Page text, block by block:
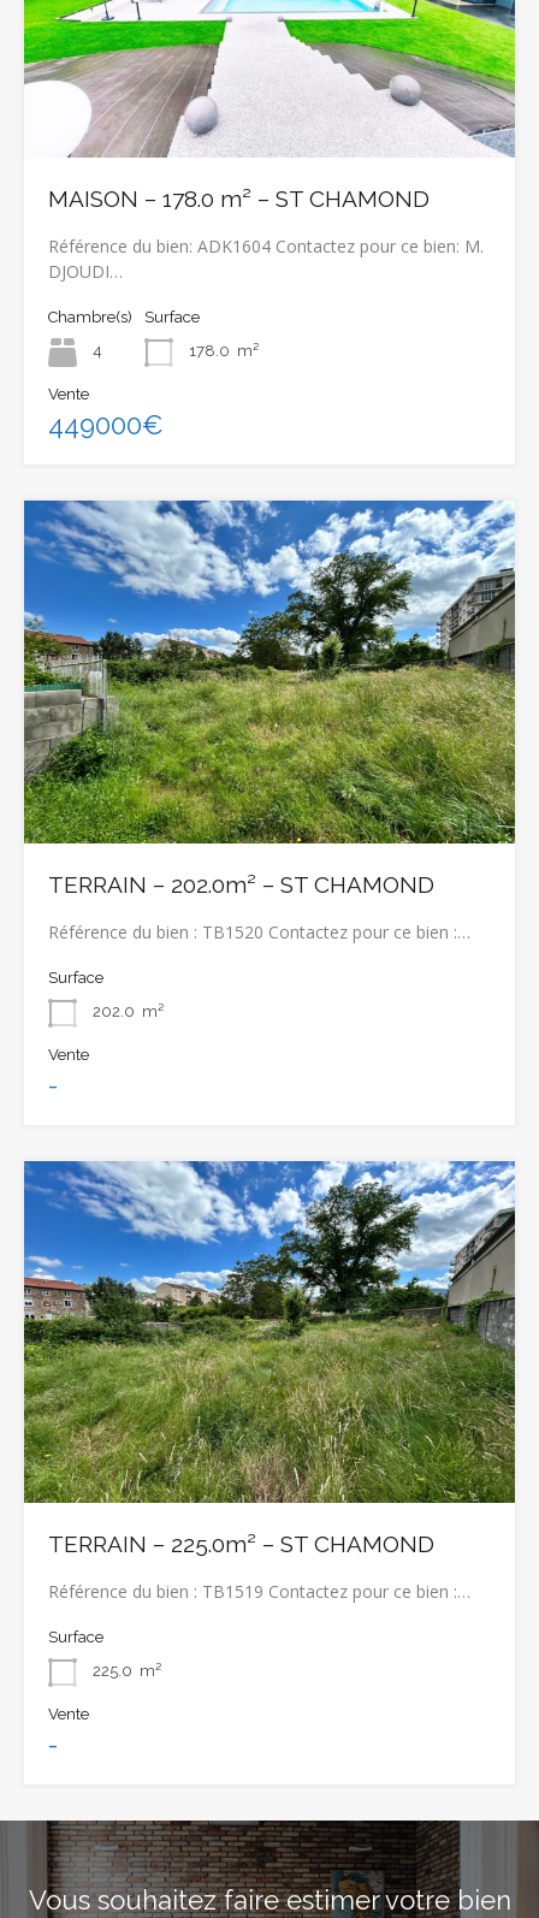
MAISON – 178.0 m² – ST CHAMOND
Référence du bien: ADK1604 Contactez pour ce bien: M.
DJOUDI…
Chambre(s)
4
Surface
178.0 m²
Vente
449000€
TERRAIN – 202.0m² – ST CHAMOND
Référence du bien : TB1520 Contactez pour ce bien :…
Surface
202.0 m²
Vente
-
TERRAIN – 225.0m² – ST CHAMOND
Référence du bien : TB1519 Contactez pour ce bien :…
Surface
225.0 m²
Vente
-
Vous souhaitez faire estimer votre bien